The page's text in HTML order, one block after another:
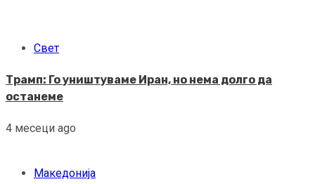
Свет
Трамп: Го уништуваме Иран, но нема долго да
останеме
4 месеци ago
Македонија